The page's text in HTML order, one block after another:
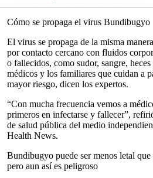
Cómo se propaga el virus Bundibugyo
El virus se propaga de la misma
por contacto cercano con fluidos
o fallecidos, como sudor, sangre,
médicos y los familiares que cuidan a
mayor riesgo, dicen los expertos.
“Con mucha frecuencia vemos a
primeros en infectarse y fallecer”,
de salud pública del medio
Health News.
Bundibugyo puede ser menos letal que
pero aun así es peligroso